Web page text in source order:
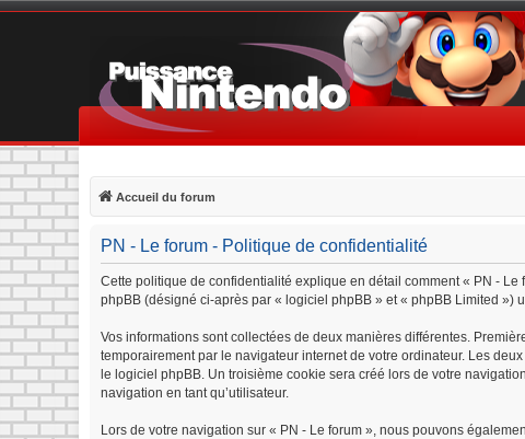
Accueil du forum
PN - Le forum - Politique de confidentialité
Cette politique de confidentialité explique en détail comment « PN -
phpBB (désigné ci-après par « logiciel phpBB » et « phpBB Limited »)
Vos informations sont collectées de deux manières différentes.
temporairement par le navigateur internet de votre ordinateur. Les
le logiciel phpBB. Un troisième cookie sera créé lors de votre
navigation en tant qu’utilisateur.
Lors de votre navigation sur « PN - Le forum », nous pouvons